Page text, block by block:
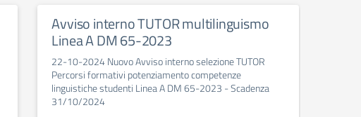
Avviso interno TUTOR multilinguismo
Linea A DM 65-2023
22-10-2024 Nuovo Avviso interno selezione TUTOR
Percorsi formativi potenziamento competenze
linguistiche studenti Linea A DM 65-2023 - Scadenza
31/10/2024